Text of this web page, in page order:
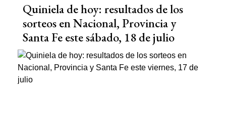
Quiniela de hoy: resultados de los
sorteos en Nacional, Provincia y
Santa Fe este sábado, 18 de julio